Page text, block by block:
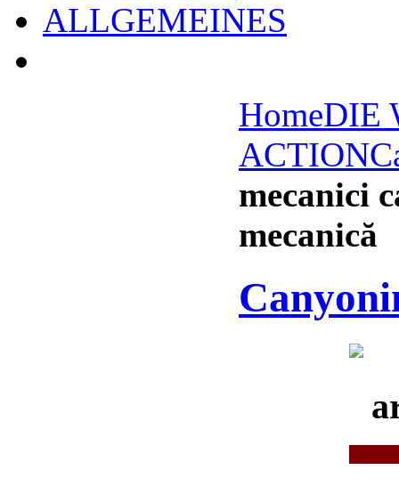
ALLGEMEINES
HomeDIE
ACTION
mecanici
mecanică